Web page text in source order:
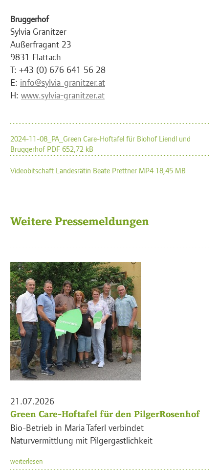
Bruggerhof
Sylvia Granitzer
Außerfragant 23
9831 Flattach
T: +43 (0) 676 641 56 28
E: info@sylvia-granitzer.at
H: www.sylvia-granitzer.at
2024-11-08_PA_Green Care-Hoftafel für Biohof Liendl und
Bruggerhof PDF 652,72 kB
Videobitschaft Landesrätin Beate Prettner MP4 18,45 MB
Weitere Pressemeldungen
21.07.2026
Green Care-Hoftafel für den PilgerRosenhof
Bio-Betrieb in Maria Taferl verbindet
Naturvermittlung mit Pilgergastlichkeit
weiterlesen